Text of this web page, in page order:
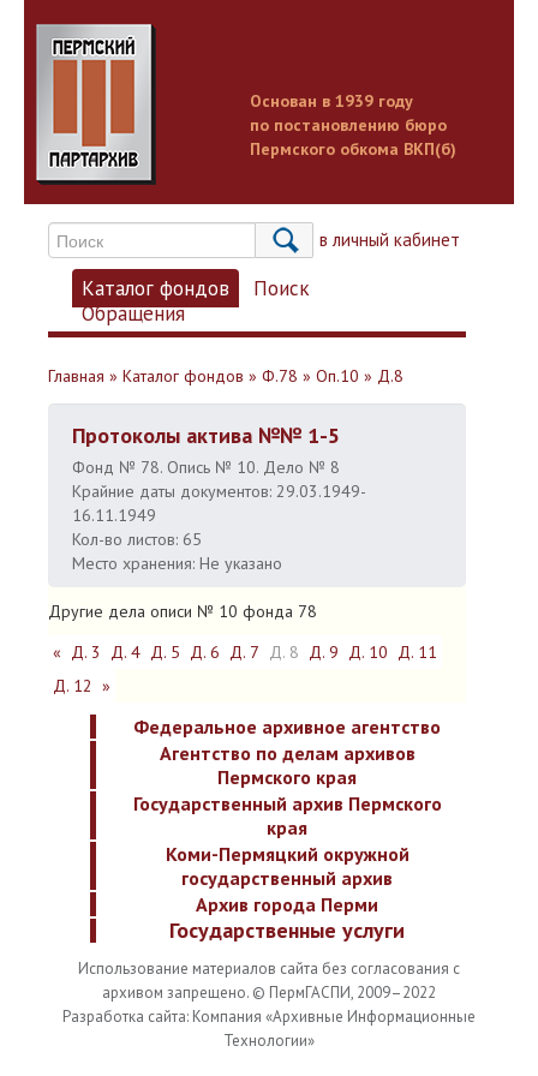
Основан в 1939 году
по постановлению бюро
Пермского обкома ВКП(б)
Вход в личный кабинет
Каталог фондов
Поиск
Обращения
Главная » Каталог фондов » Ф.78 » Оп.10 » Д.8
Протоколы актива №№ 1-5
Фонд № 78. Опись № 10. Дело № 8
Крайние даты документов: 29.03.1949-
16.11.1949
Кол-во листов: 65
Место хранения: Не указано
Другие дела описи № 10 фонда 78
« Д. 3 Д. 4 Д. 5 Д. 6 Д. 7 Д. 8 Д. 9 Д. 10 Д. 11
Д. 12 »
Федеральное архивное агентство
Агентство по делам архивов
Пермского края
Государственный архив Пермского
края
Коми-Пермяцкий окружной
государственный архив
Архив города Перми
Государственные услуги
Использование материалов сайта без согласования с
архивом запрещено. © ПермГАСПИ, 2009–2022
Разработка сайта: Компания «Архивные Информационные
Технологии»